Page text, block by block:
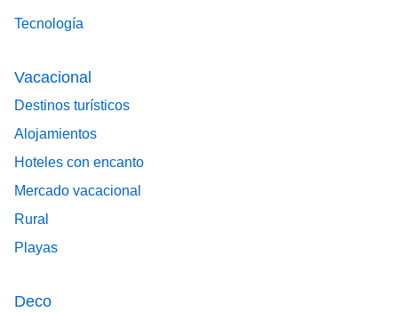
Tecnología
Vacacional
Destinos turísticos
Alojamientos
Hoteles con encanto
Mercado vacacional
Rural
Playas
Deco